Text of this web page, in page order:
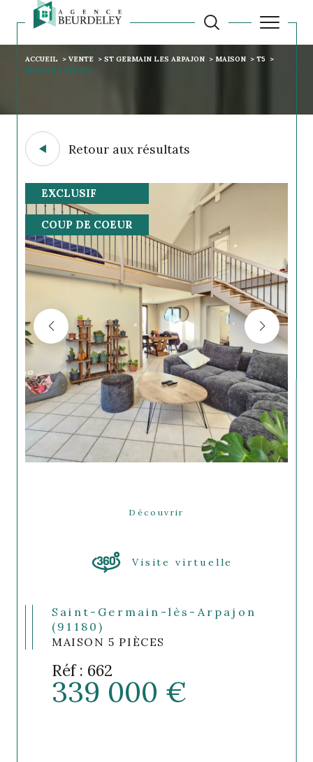
ACCUEIL VENTE ST GERMAIN LES ARPAJON MAISON
T5
MAISON 5 PIECES
Retour aux résultats
EXCLUSIF
COUP DE COEUR
Découvrir
Visite virtuelle
Saint-Germain-lès-Arpajon
(91180)
MAISON 5 PIÈCES
Réf : 662
339 000 €